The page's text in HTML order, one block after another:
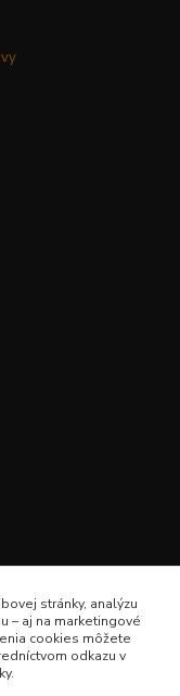
stránky, analýzu
– aj na marketingové
cookies môžete
odkazu v